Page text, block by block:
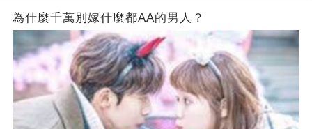
為什麼千萬別嫁什麼都AA的男人？